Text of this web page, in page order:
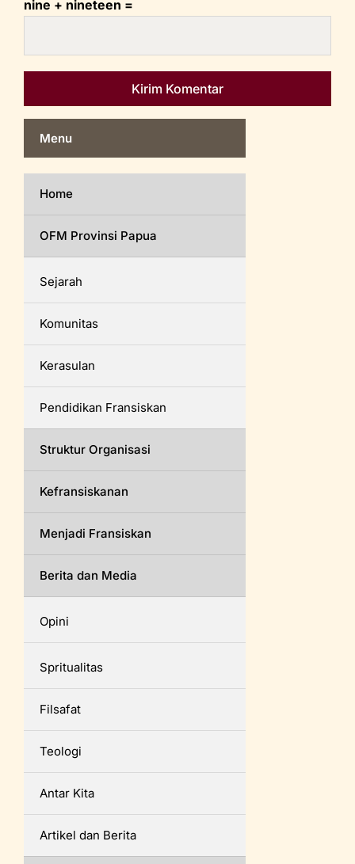
nine + nineteen =
Menu
Home
OFM Provinsi Papua
Sejarah
Komunitas
Kerasulan
Pendidikan Fransiskan
Struktur Organisasi
Kefransiskanan
Menjadi Fransiskan
Berita dan Media
Opini
Spritualitas
Filsafat
Teologi
Antar Kita
Artikel dan Berita